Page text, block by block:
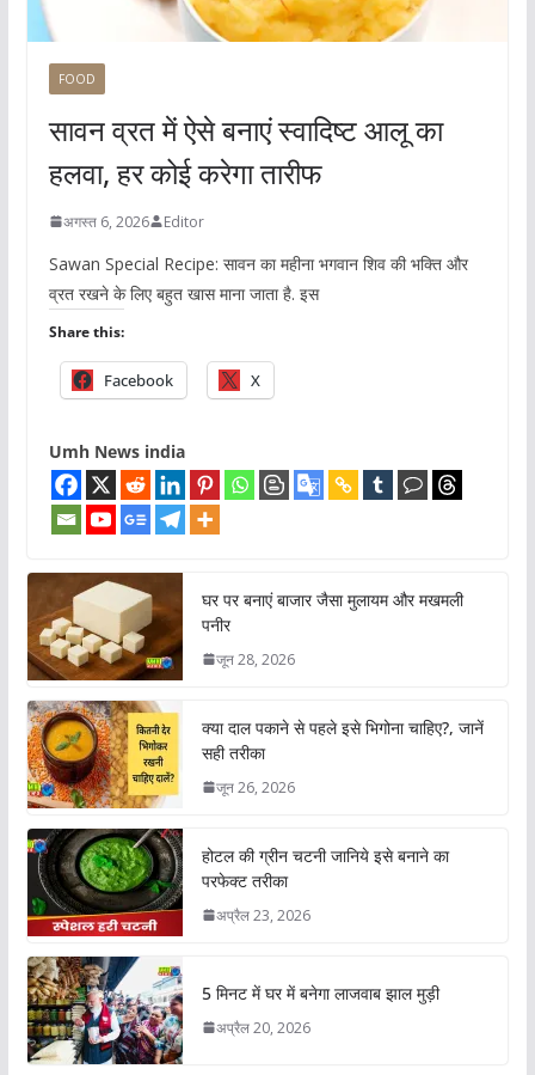
FOOD
सावन व्रत में ऐसे बनाएं स्वादिष्ट आलू का
हलवा, हर कोई करेगा तारीफ
अगस्त 6, 2026 Editor
Sawan Special Recipe: सावन का महीना भगवान शिव की भक्ति और
व्रत रखने के लिए बहुत खास माना जाता है. इस
Share this:
Facebook X
Umh News india
घर पर बनाएं बाजार जैसा मुलायम और मखमली
पनीर
जून 28, 2026
क्या दाल पकाने से पहले इसे भिगोना चाहिए?, जानें
सही तरीका
जून 26, 2026
होटल की ग्रीन चटनी जानिये इसे बनाने का
परफेक्ट तरीका
अप्रैल 23, 2026
5 मिनट में घर में बनेगा लाजवाब झाल मुड़ी
अप्रैल 20, 2026